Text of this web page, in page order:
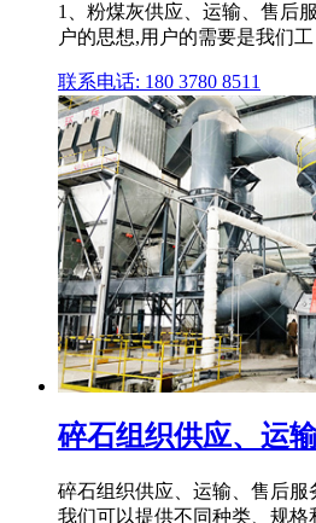
1、粉煤灰供应、运输、售后
户的思想,用户的需要是我们
联系电话: 180 3780 8511
碎石组织供应、运
碎石组织供应、运输、售后
我们可以提供不同种类、规